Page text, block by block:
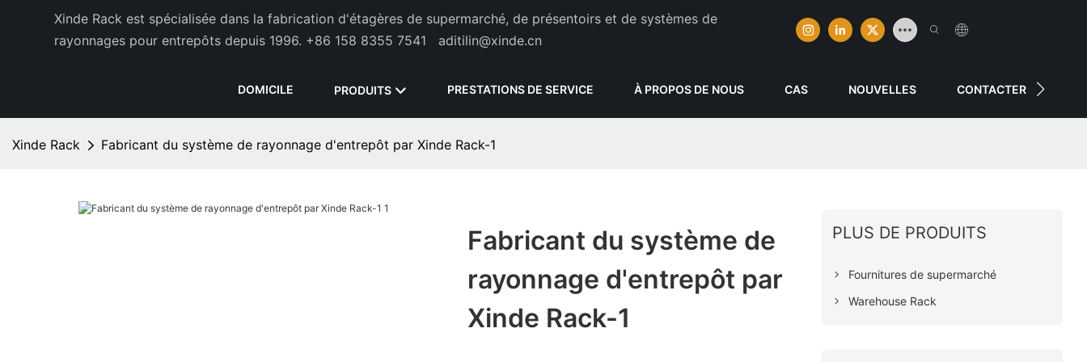
Xinde Rack est spécialisée dans la fabrication d'étagères de supermarché, de présentoirs et de systèmes de
rayonnages pour entrepôts depuis 1996. +86 158 8355 7541 aditilin@xinde.cn
DOMICILE PRODUITS PRESTATIONS DE SERVICE À PROPOS DE NOUS CAS NOUVELLES CONTACTER
Xinde Rack Fabricant du système de rayonnage d'entrepôt par Xinde Rack-1
Fabricant du système de
rayonnage d'entrepôt par
Xinde Rack-1
PLUS DE PRODUITS
Fournitures de supermarché
Warehouse Rack